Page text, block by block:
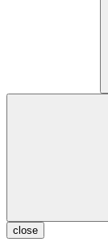
close